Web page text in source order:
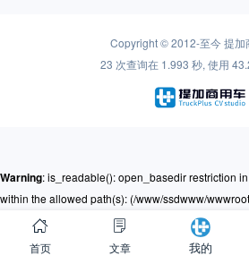
Copyright © 2012-至今提加
23 次查询在 1.993 秒, 使用
首页 文章 我的
Warning: is_readable(): open_basedir restriction
within the allowed path(s): (/www/ssdwww/
/www/ssdwww/wwwroot/www.cntplus.com/
pro/Framework/Helpers/common.function.php